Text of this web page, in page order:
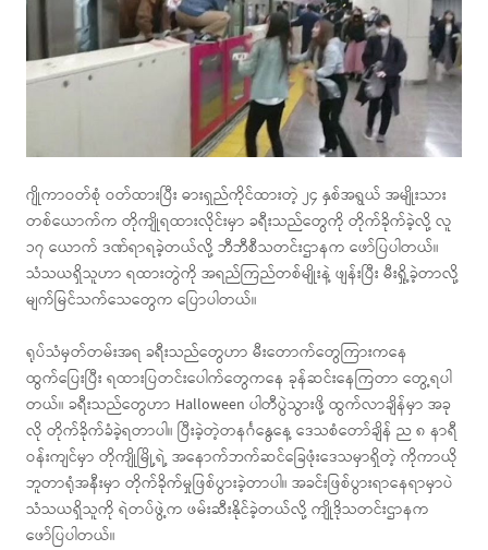
ဂျိုကာဝတ်စုံ ဝတ်ထားပြီး ဓားရှည်ကိုင်ထားတဲ့ ၂၄ နှစ်အရွယ် အမျိုးသား
တစ်ယောက်က တိုကျိုရထားလိုင်းမှာ ခရီးသည်တွေကို တိုက်ခိုက်ခဲ့လို့ လူ
၁၇ ယောက် ဒဏ်ရာရခဲ့တယ်လို့ ဘီဘီစီသတင်းဌာနက ဖော်ပြပါတယ်။
သံသယရှိသူဟာ ရထားတွဲကို အရည်ကြည်တစ်မျိုးနဲ့ ဖျန်းပြီး မီးရှို့ခဲ့တာလို့
မျက်မြင်သက်သေတွေက ပြောပါတယ်။
ရုပ်သံမှတ်တမ်းအရ ခရီးသည်တွေဟာ မီးတောက်တွေကြားကနေ
ထွက်ပြေးပြီး ရထားပြတင်းပေါက်တွေကနေ ခုန်ဆင်းနေကြတာ တွေ့ရပါ
တယ်။ ခရီးသည်တွေဟာ Halloween ပါတီပွဲသွားဖို့ ထွက်လာချိန်မှာ အခု
လို တိုက်ခိုက်ခံခဲ့ရတာပါ။ ပြီးခဲ့တဲ့တနင်္ဂနွေနေ့ ဒေသစံတော်ချိန် ည ၈ နာရီ
ဝန်းကျင်မှာ တိုကျိုမြို့ရဲ့ အနောက်ဘက်ဆင်ခြေဖုံးဒေသမှာရှိတဲ့ ကိုကာယို
ဘူတာရုံအနီးမှာ တိုက်ခိုက်မှုဖြစ်ပွားခဲ့တာပါ။ အခင်းဖြစ်ပွားရာနေရာမှာပဲ
သံသယရှိသူကို ရဲတပ်ဖွဲ့က ဖမ်းဆီးနိုင်ခဲ့တယ်လို့ ကျိုဒိုသတင်းဌာနက
ဖော်ပြပါတယ်။